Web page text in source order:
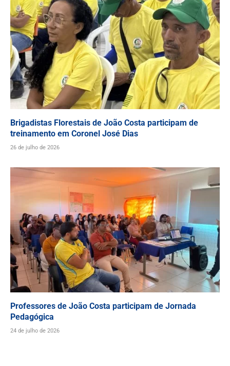
Brigadistas Florestais de João Costa participam de
treinamento em Coronel José Dias
26 de julho de 2026
Professores de João Costa participam de Jornada
Pedagógica
24 de julho de 2026